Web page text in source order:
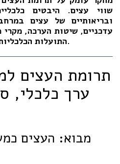
שווי עצים. היבטים
ובריאותיים של עצים
עדכניים, שיטות הערכה, מקרי
התועלות הכלכליות והסביבתיות של עצי עיר.
תרומת העצים
ערך כלכלי,
מבוא: העצים